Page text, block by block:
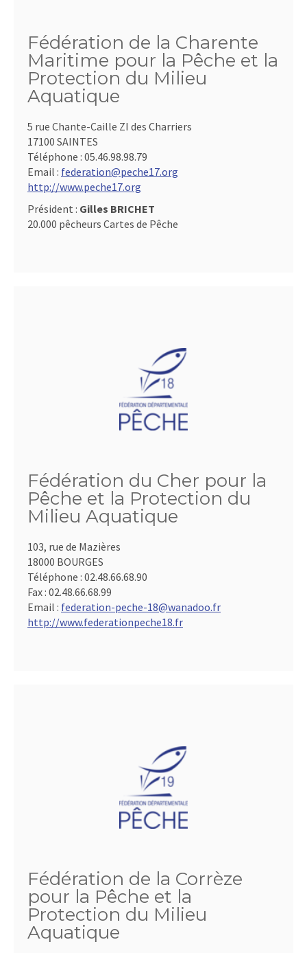
Fédération de la Charente
Maritime pour la Pêche et la
Protection du Milieu
Aquatique
5 rue Chante-Caille ZI des Charriers
17100 SAINTES
Téléphone : 05.46.98.98.79
Email : federation@peche17.org
http://www.peche17.org
Président : Gilles BRICHET
20.000 pêcheurs Cartes de Pêche
Fédération du Cher pour la
Pêche et la Protection du
Milieu Aquatique
103, rue de Mazières
18000 BOURGES
Téléphone : 02.48.66.68.90
Fax : 02.48.66.68.99
Email : federation-peche-18@wanadoo.fr
http://www.federationpeche18.fr
Fédération de la Corrèze
pour la Pêche et la
Protection du Milieu
Aquatique